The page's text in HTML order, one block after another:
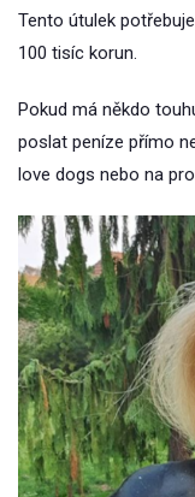
Tento útulek
100 tisíc korun.
Pokud má někdo
poslat peníze přímo
love dogs nebo na